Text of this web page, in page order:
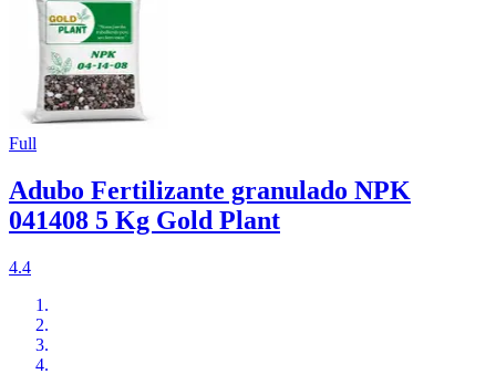
Full
Adubo Fertilizante granulado NPK
041408 5 Kg Gold Plant
4.4